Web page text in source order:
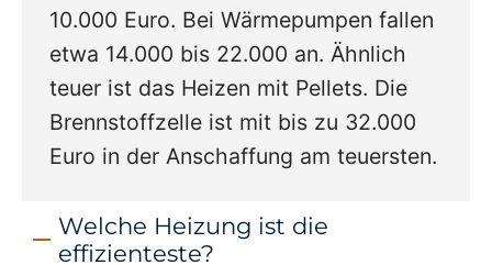
10.000 Euro. Bei Wärmepumpen fallen
etwa 14.000 bis 22.000 an. Ähnlich
teuer ist das Heizen mit Pellets. Die
Brennstoffzelle ist mit bis zu 32.000
Euro in der Anschaffung am teuersten.
Welche Heizung ist die
effizienteste?